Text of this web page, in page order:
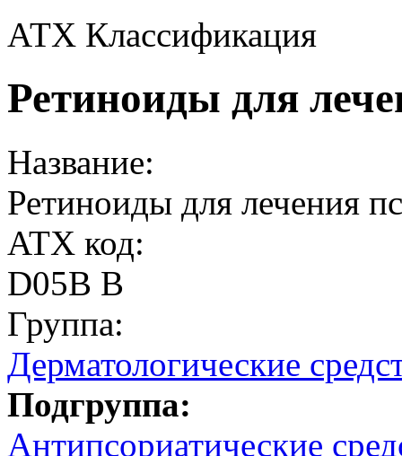
АТХ Классификация
Ретиноиды для
Название:
Ретиноиды для лечения
ATX код:
D05B B
Группа:
Дерматологические
Подгруппа:
Антипсориатические